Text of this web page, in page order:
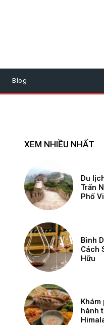
Blog
XEM NHIỀU NHẤT
Du
Trấn
Phố
Bình
Cách
Hữu
Khám
hành